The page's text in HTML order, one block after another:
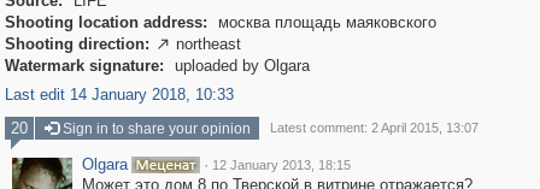
Shooting location address:
москва площадь маяковского
Shooting direction:  northeast
Watermark signature:
uploaded by Olgara
Last edit 14 January 2018, 10:33
20
Sign in to share your opinion Latest comment: 2 April 2015, 13:07
Olgara · 12 January 2013, 18:15
Может это дом 8 по Тверской в витрине отражается?